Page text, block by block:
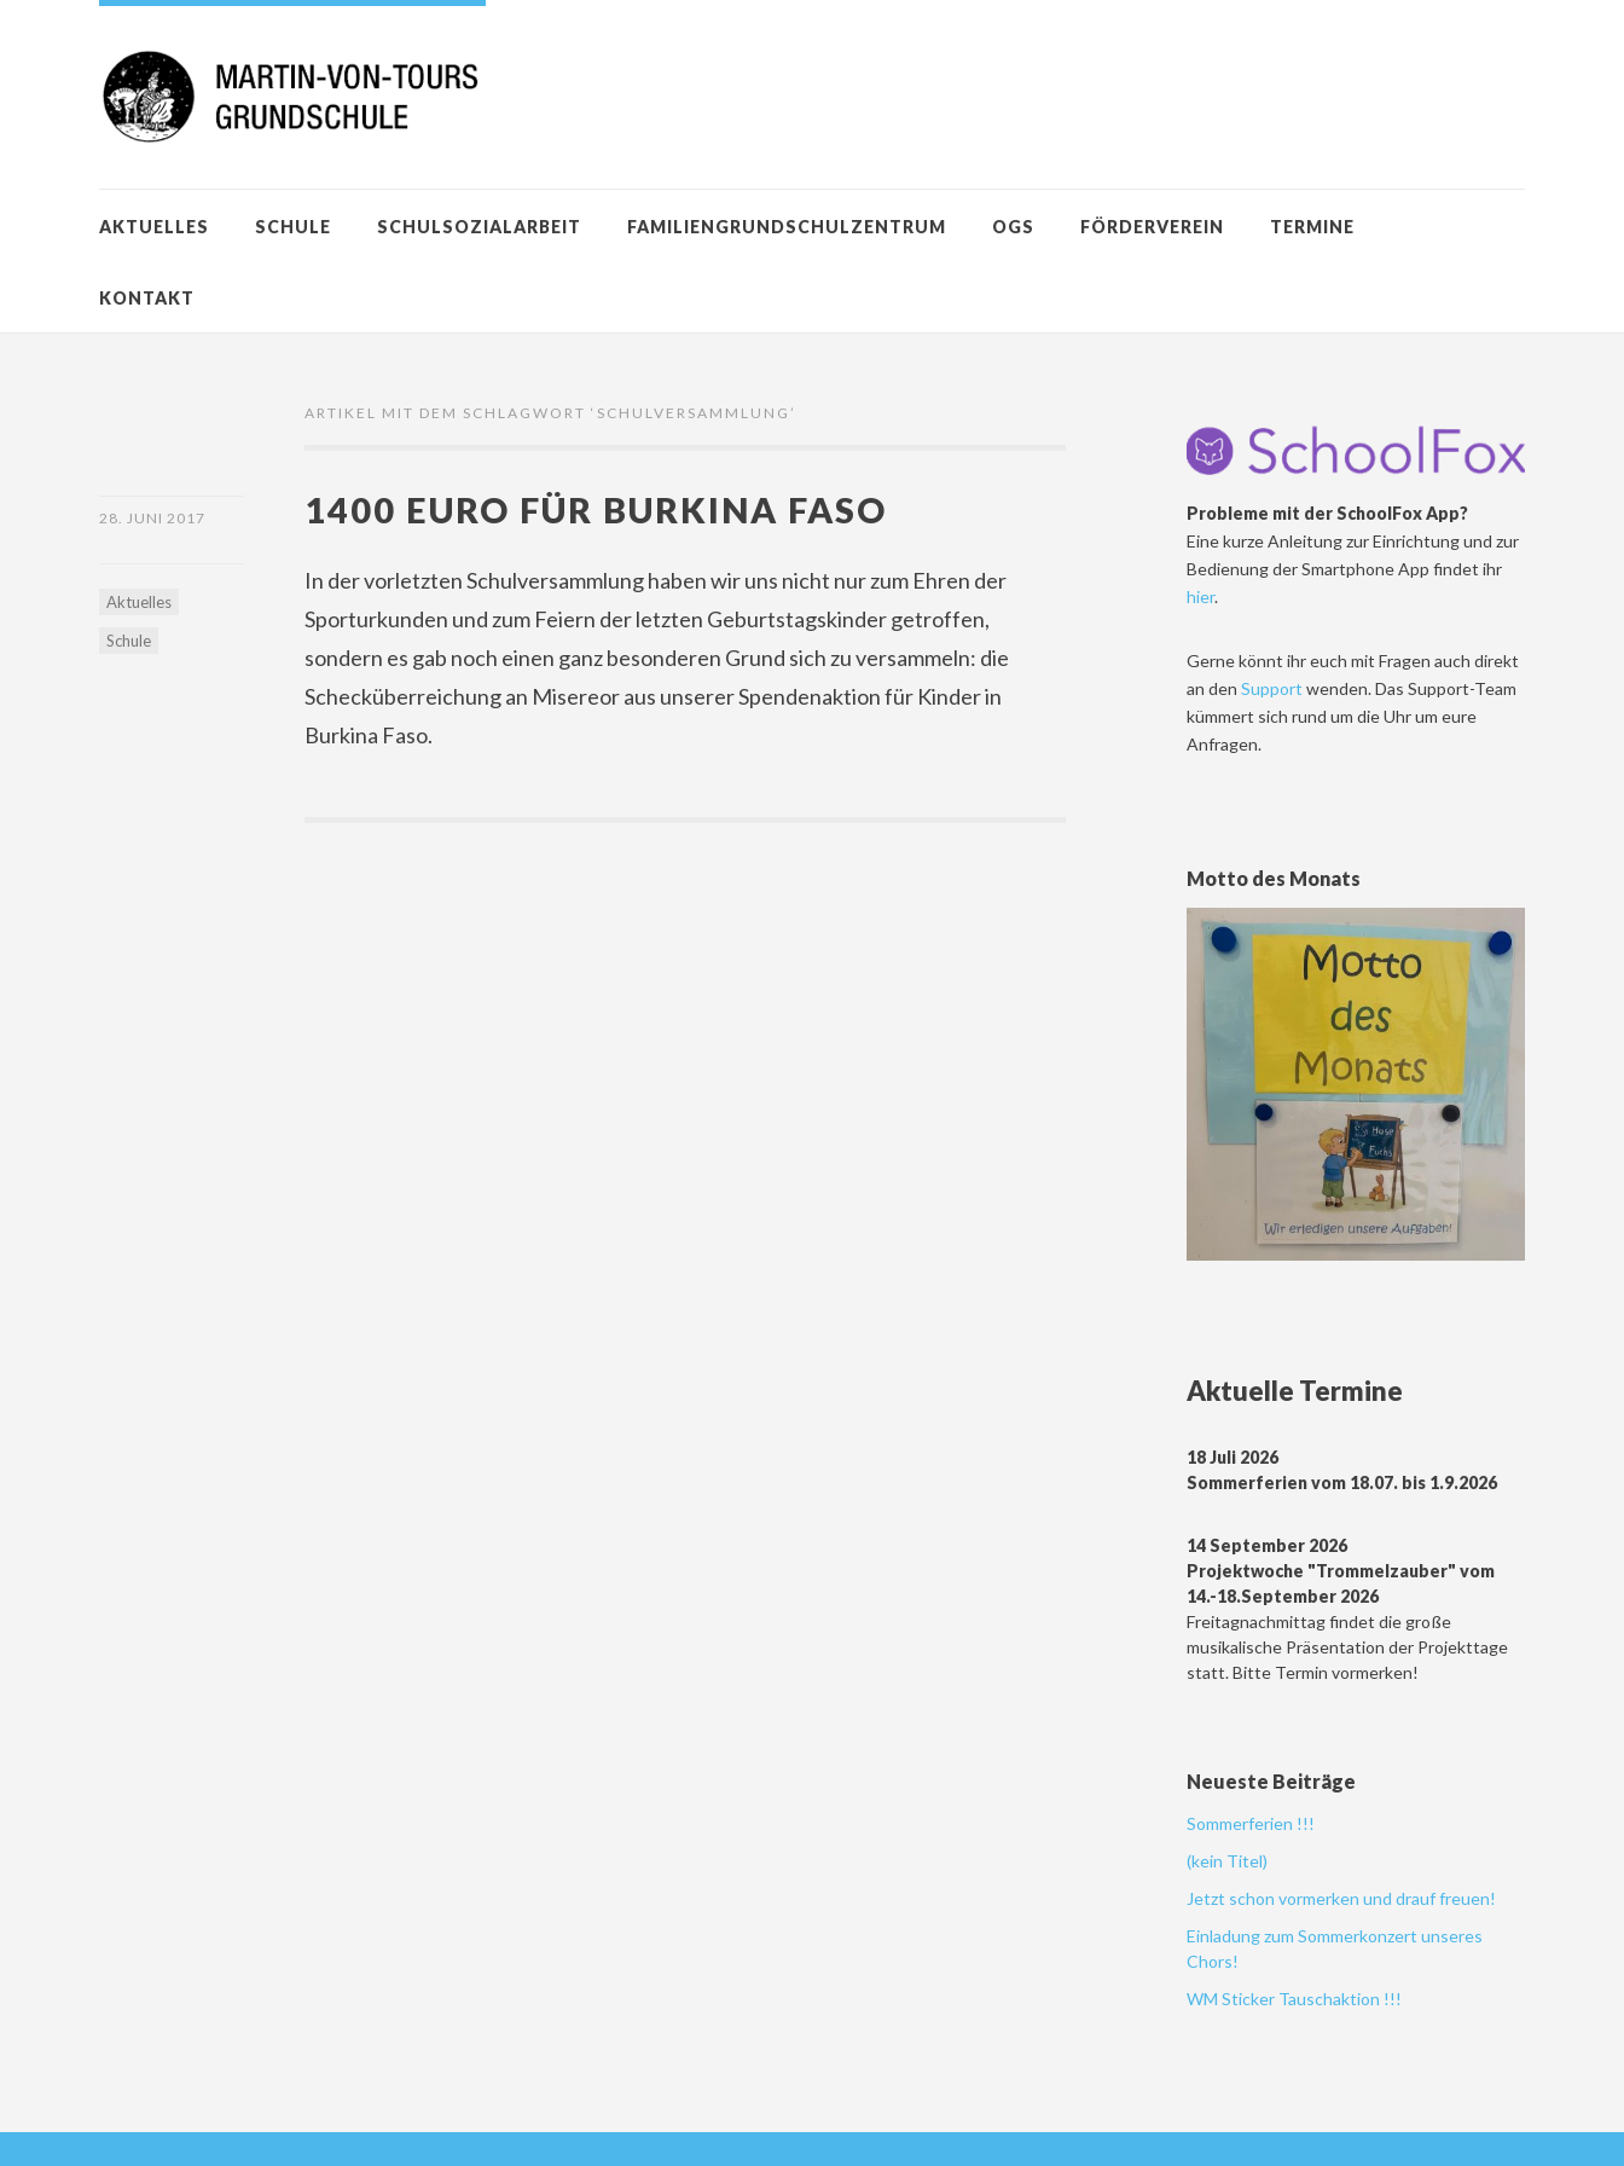
AKTUELLES SCHULE SCHULSOZIALARBEIT FAMILIENGRUNDSCHULZENTRUM OGS FÖRDERVEREIN TERMINE
KONTAKT
ARTIKEL MIT DEM SCHLAGWORT ‘ SCHULVERSAMMLUNG ’
28. JUNI 2017
Aktuelles
Schule
1400 EURO FÜR BURKINA FASO
In der vorletzten Schulversammlung haben wir uns nicht nur zum Ehren der
Sporturkunden und zum Feiern der letzten Geburtstagskinder getroffen,
sondern es gab noch einen ganz besonderen Grund sich zu versammeln: die
Schecküberreichung an Misereor aus unserer Spendenaktion für Kinder in
Burkina Faso.
Probleme mit der SchoolFox App?
Eine kurze Anleitung zur Einrichtung und zur
Bedienung der Smartphone App findet ihr
hier.
Gerne könnt ihr euch mit Fragen auch direkt
an den Support wenden. Das Support-Team
kümmert sich rund um die Uhr um eure
Anfragen.
Motto des Monats
Aktuelle Termine
18 Juli 2026
Sommerferien vom 18.07. bis 1.9.2026
14 September 2026
Projektwoche "Trommelzauber" vom
14.-18.September 2026
Freitagnachmittag findet die große
musikalische Präsentation der Projekttage
statt. Bitte Termin vormerken!
Neueste Beiträge
Sommerferien !!!
(kein Titel)
Jetzt schon vormerken und drauf freuen!
Einladung zum Sommerkonzert unseres
Chors!
WM Sticker Tauschaktion !!!